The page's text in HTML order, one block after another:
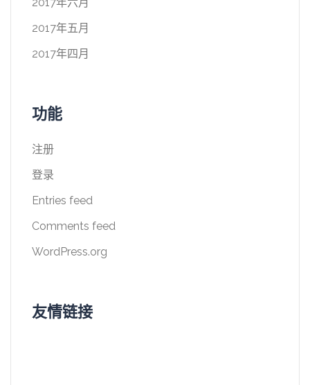
2017年五月
2017年四月
功能
注册
登录
Entries feed
Comments feed
WordPress.org
友情链接